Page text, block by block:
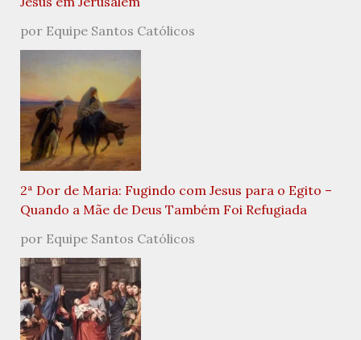
por Equipe Santos Católicos
2ª Dor de Maria: Fugindo com Jesus para o Egito –
Quando a Mãe de Deus Também Foi Refugiada
por Equipe Santos Católicos